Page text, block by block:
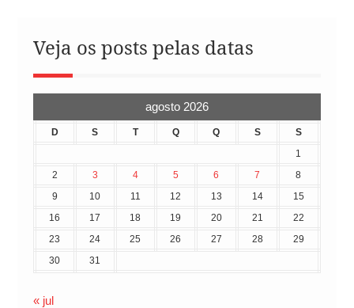
Veja os posts pelas datas
agosto 2026
D S T Q Q S
S
1
2
3 4 5 6 7
8
9
10 11 12 13 14
15
16
17 18 19 20 21
22
23
24 25 26 27 28
29
30
31
« jul